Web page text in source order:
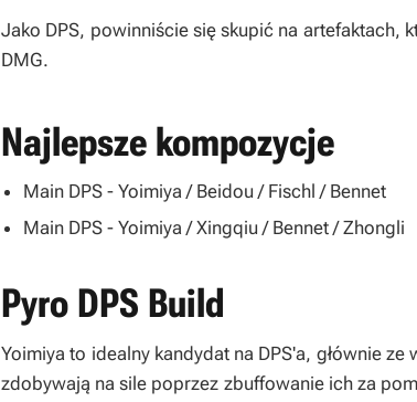
Jako DPS, powinniście się skupić na artefaktach,
DMG.
Najlepsze kompozycje
Main DPS - Yoimiya / Beidou / Fischl / Bennet
Main DPS - Yoimiya / Xingqiu / Bennet / Zhongli
Pyro DPS Build
Yoimiya to idealny kandydat na DPS'a, głównie
zdobywają na sile poprzez zbuffowanie ich za